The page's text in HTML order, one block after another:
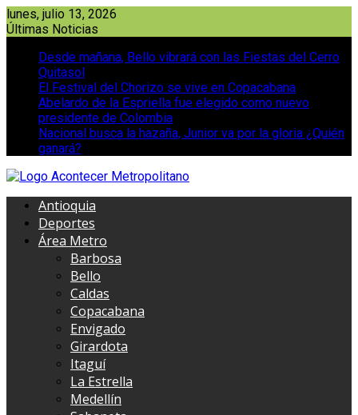
Saltar
al
lunes, julio 13, 2026
Últimas Noticias
Desde mañana, Bello vibrará con las Fiestas del Cerro
Quitasol
El Festival del Chorizo se vive en Copacabana
Abelardo de la Espriella fue elegido como nuevo
presidente de Colombia
Nacional busca la hazaña, Junior va por la gloria ¿Quién
ganará?
Antioquia
Deportes
Área Metro
Barbosa
Bello
Caldas
Copacabana
Envigado
Girardota
Itaguí
La Estrella
Medellín